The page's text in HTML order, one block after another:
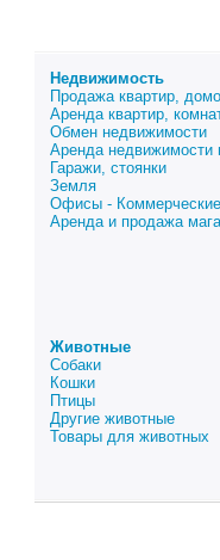
Недвижимость
Продажа квартир,
Аренда квартир,
Обмен недвижимости
Аренда недвижимости
Гаражи, стоянки
Земля
Офисы -
Аренда и продажа
Животные
Собаки
Кошки
Птицы
Другие животные
Товары для животных